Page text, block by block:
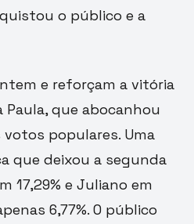
o público e a
e reforçam a vitória
Paula, que abocanhou
votos populares. Uma
que deixou a segunda
17,29% e Juliano em
6,77%. O público